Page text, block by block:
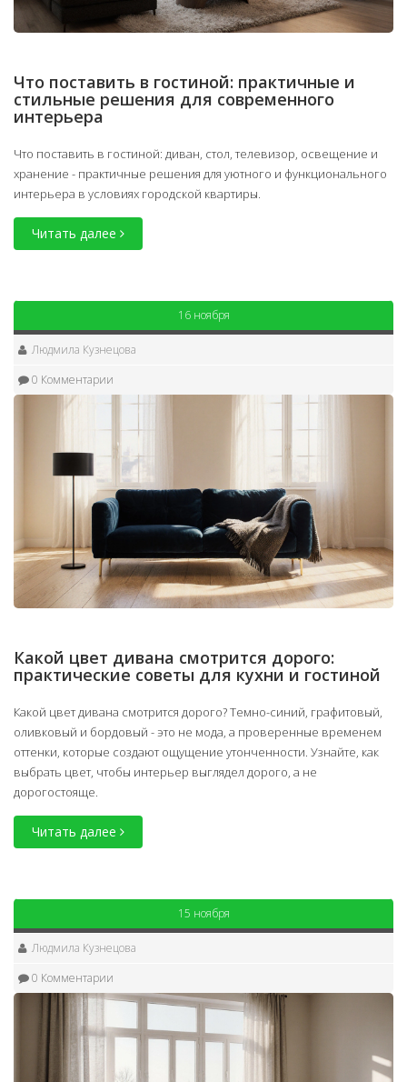
Что поставить в гостиной: практичные и
стильные решения для современного
интерьера
Что поставить в гостиной: диван, стол, телевизор, освещение и
хранение - практичные решения для уютного и функционального
интерьера в условиях городской квартиры.
Читать далее
16 ноября
Людмила Кузнецова
0 Комментарии
Какой цвет дивана смотрится дорого:
практические советы для кухни и гостиной
Какой цвет дивана смотрится дорого? Темно-синий, графитовый,
оливковый и бордовый - это не мода, а проверенные временем
оттенки, которые создают ощущение утонченности. Узнайте, как
выбрать цвет, чтобы интерьер выглядел дорого, а не
дорогостояще.
Читать далее
15 ноября
Людмила Кузнецова
0 Комментарии